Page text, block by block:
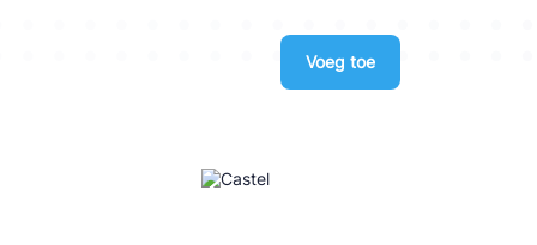
Voeg toe